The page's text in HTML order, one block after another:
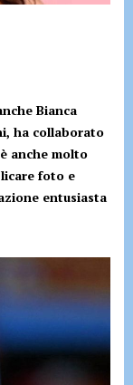
Bianca
ha collaborato
anche molto
foto e
entusiasta